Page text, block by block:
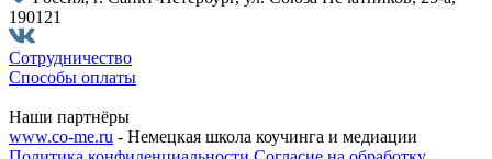
190121
Сотрудничество
Способы оплаты
Наши партнёры
www.co-me.ru - Немецкая школа коучинга и медиации